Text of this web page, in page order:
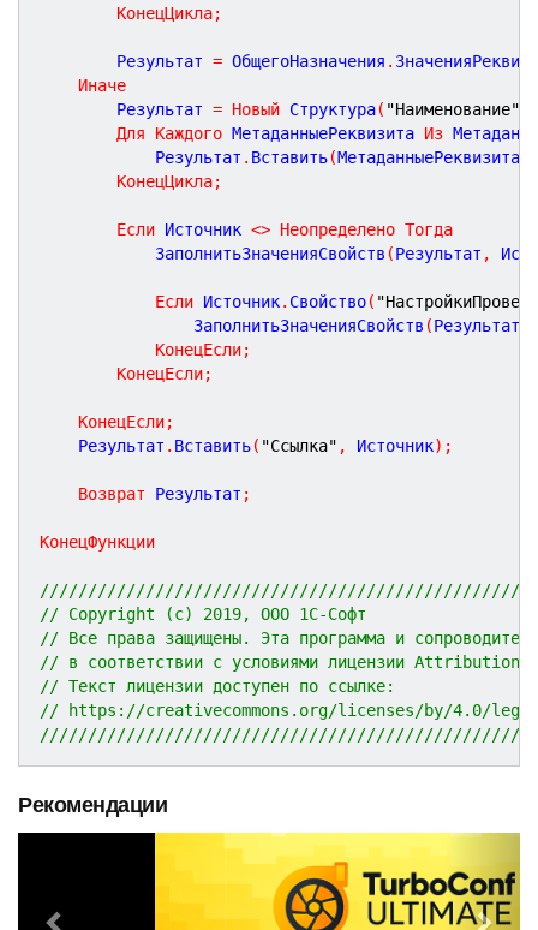
КонецЦикла;
		Результат
= ОбщегоНазначения .
Иначе
		Результат
= Новый Структура( "Наименование"
Для
Каждого МетаданныеРеквизита Из
			Результат
. Вставить(МетаданныеРеквизита
КонецЦикла;
Если Источник <> Неопределено Тогда
			ЗаполнитьЗначенияСвойств
(Результат ,
Если Источник. Свойство(
				ЗаполнитьЗначенияСвойств
(Результат
КонецЕсли;
КонецЕсли;
КонецЕсли;
	Результат
. Вставить( "Ссылка" , Источник) ;
Возврат Результат ;
КонецФункции
// Copyright (c) 2019, ООО 1С-Софт
// Все права защищены. Эта программа и
// в соответствии с условиями лицензии
// Текст лицензии доступен по ссылке:
// https://creativecommons.org/licenses/by/4.0/
Рекомендации
e
e
x